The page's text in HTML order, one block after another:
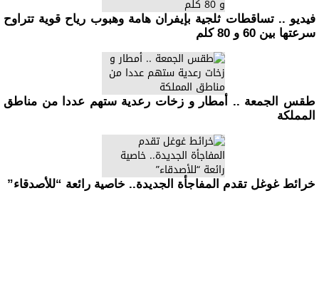
فيديو .. تساقطات ثلجية بإيفران هامة وهبوب رياح قوية تتراوح
سرعتها بين 60 و 80 كلم
طقس الجمعة .. أمطار و زخات رعدية ستهم عددا من مناطق
المملكة
خرائط غوغل تقدم المفاجأة الجديدة.. خاصية رائعة “للأصدقاء”